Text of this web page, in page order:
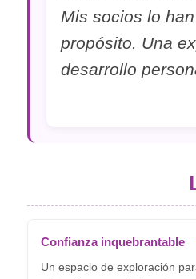
Mis socios lo
propósito. Una
desarrollo
Confianza inquebrantable
Un espacio de exploración